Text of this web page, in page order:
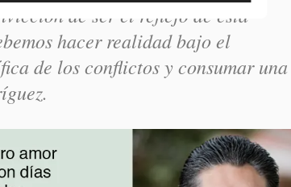
de ser el reflejo de esta
hacer realidad bajo el
de los conflictos y consumar una